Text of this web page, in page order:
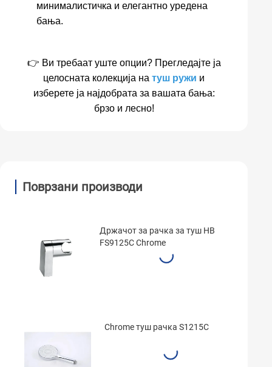
минималистичка и елегантно уредена
бања.
👉 Ви требаат уште опции? Прегледајте ја
целосната колекција на туш ружи и
изберете ја најдобрата за вашата бања:
брзо и лесно!
Поврзани производи
Држачот за рачка за туш HB
FS9125C Chrome
Chrome туш рачка S1215C